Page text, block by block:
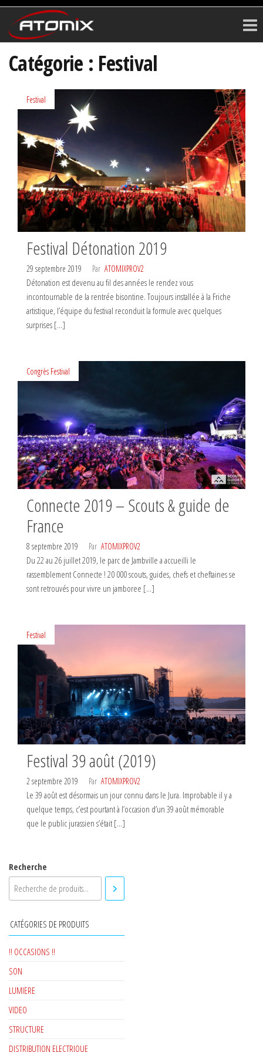
Catégorie : Festival
Festival
Festival Détonation 2019
29 septembre 2019 Par ATOMIXPROV2
Détonation est devenu au fil des années le rendez vous
incontournable de la rentrée bisontine. Toujours installée à la Friche
artistique, l’équipe du festival reconduit la formule avec quelques
surprises […]
Congrès Festival
Connecte 2019 – Scouts & guide de
France
8 septembre 2019 Par ATOMIXPROV2
Du 22 au 26 juillet 2019, le parc de Jambville a accueilli le
rassemblement Connecte ! 20 000 scouts, guides, chefs et cheftaines se
sont retrouvés pour vivre un jamboree […]
Festival
Festival 39 août (2019)
2 septembre 2019 Par ATOMIXPROV2
Le 39 août est désormais un jour connu dans le Jura. Improbable il y a
quelque temps, c’est pourtant à l’occasion d’un 39 août mémorable
que le public jurassien s’était […]
Recherche
CATÉGORIES DE PRODUITS
!! OCCASIONS !!
SON
LUMIERE
VIDEO
STRUCTURE
DISTRIBUTION ELECTRIQUE